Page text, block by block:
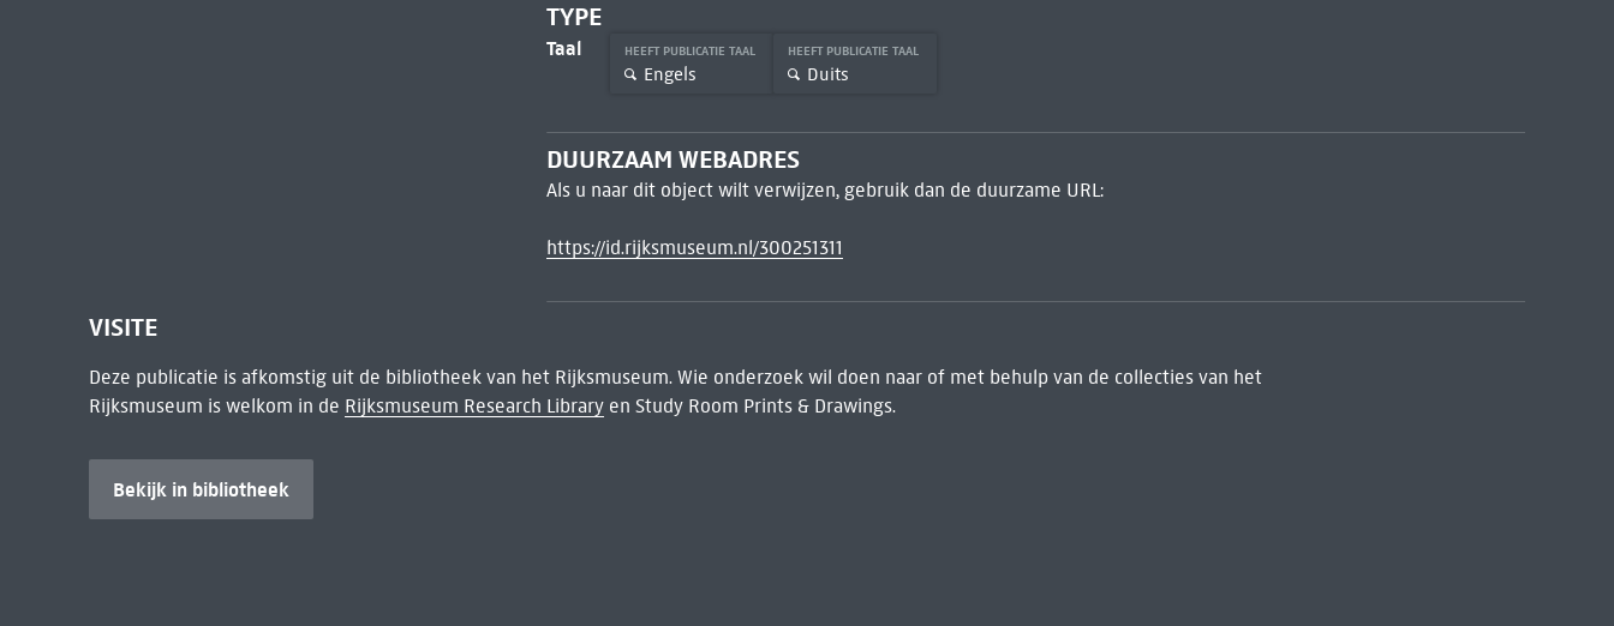
TYPE
Taal HEEFT PUBLICATIE TAAL
Engels
HEEFT PUBLICATIE TAAL
Duits
DUURZAAM WEBADRES
Als u naar dit object wilt verwijzen, gebruik dan de duurzame URL:
https://id.rijksmuseum.nl/300251311
VISITE
Deze publicatie is afkomstig uit de bibliotheek van het Rijksmuseum. Wie onderzoek wil doen naar of met behulp van de collecties van het
Rijksmuseum is welkom in de Rijksmuseum Research Libraryen Study Room Prints & Drawings.
Bekijk in bibliotheek